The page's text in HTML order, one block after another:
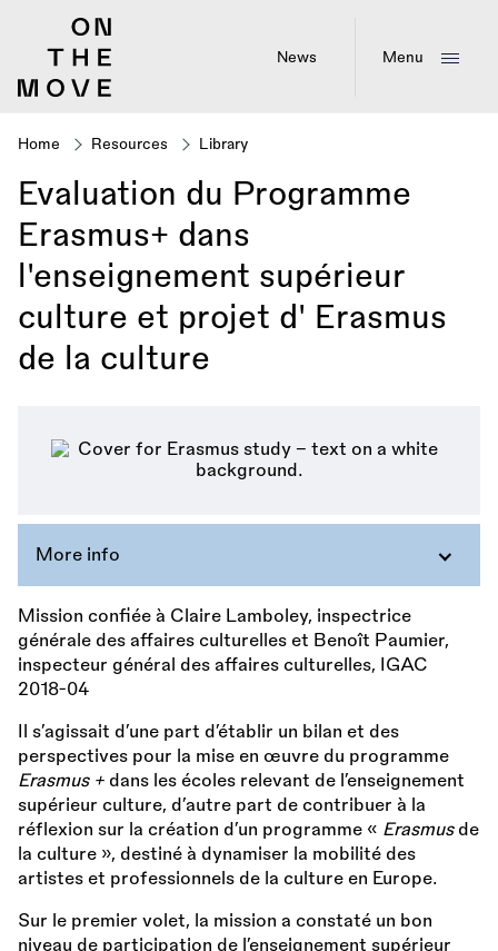
News Menu
Breadcrumb
Home Resources Library
Evaluation du Programme
Erasmus+ dans
l'enseignement supérieur
culture et projet d' Erasmus
de la culture
More info
Mission confiée à Claire Lamboley, inspectrice
générale des affaires culturelles et Benoît Paumier,
inspecteur général des affaires culturelles, IGAC
2018-04
Il s’agissait d’une part d’établir un bilan et des
perspectives pour la mise en œuvre du programme
Erasmus + dans les écoles relevant de l’enseignement
supérieur culture, d’autre part de contribuer à la
réflexion sur la création d’un programme « Erasmusde
la culture », destiné à dynamiser la mobilité des
artistes et professionnels de la culture en Europe.
Sur le premier volet, la mission a constaté un bon
niveau de participation de l’enseignement supérieur